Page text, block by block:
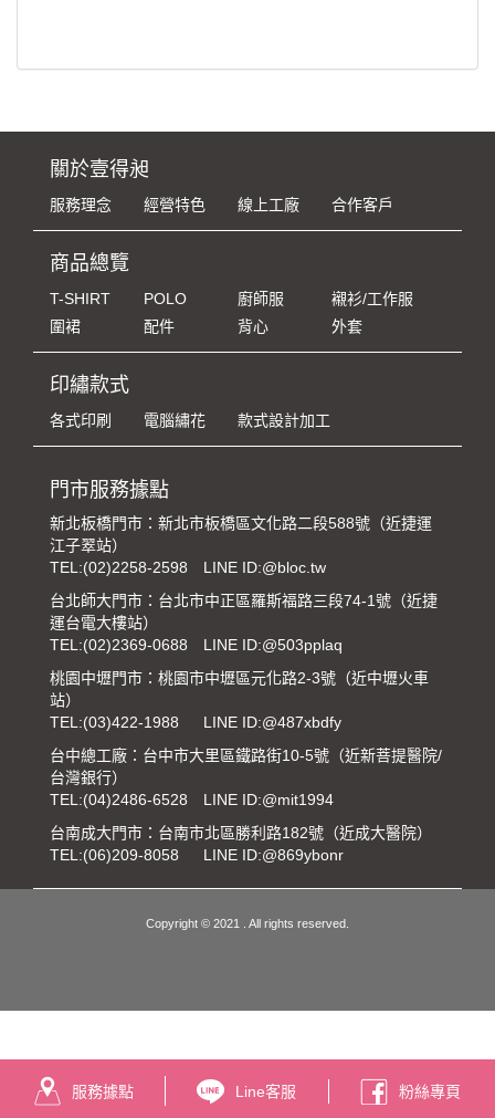
關於壹得昶
服務理念 經營特色 線上工廠 合作客戶
商品總覽
T-SHIRT POLO 廚師服
襯衫/工作服
圍裙
配件 背心 外套
印繡款式
各式印刷 電腦繡花 款式設計加工
門市服務據點
新北板橋門市：新北市板橋區文化路二段588號（近捷運
江子翠站）
TEL:(02)2258-2598
LINE ID:@bloc.tw
台北師大門市：台北市中正區羅斯福路三段74-1號（近捷
運台電大樓站）
TEL:(02)2369-0688
LINE ID:@503pplaq
桃園中壢門市：桃園市中壢區元化路2-3號（近中壢火車
站）
TEL:(03)422-1988
LINE ID:@487xbdfy
台中總工廠：台中市大里區鐵路街10-5號（近新菩提醫院/
台灣銀行）
TEL:(04)2486-6528
LINE ID:@mit1994
台南成大門市：台南市北區勝利路182號（近成大醫院）
TEL:(06)209-8058 LINE ID:@869ybonr
Copyright © 2021 . All rights reserved.
服務據點 Line客服 粉絲專頁